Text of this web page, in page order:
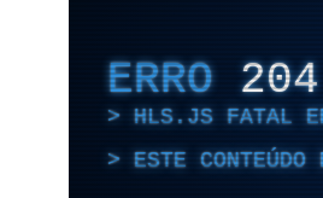
ERRO 204
HLS.JS FATAL
ESTE